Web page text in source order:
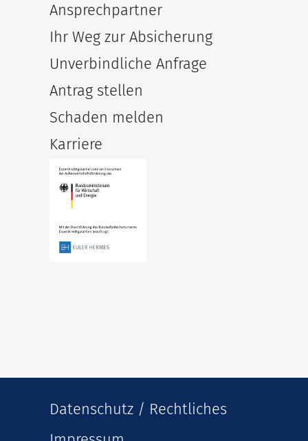
Ansprechpartner
Ihr Weg zur Absicherung
Unverbindliche Anfrage
Antrag stellen
Schaden melden
Karriere
Datenschutz / Rechtliches